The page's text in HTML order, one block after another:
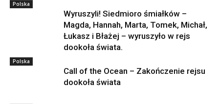
Polska
Wyruszyli! Siedmioro śmiałków –
Magda, Hannah, Marta, Tomek, Michał,
Łukasz i Błażej – wyruszyło w rejs
dookoła świata.
Polska
Call of the Ocean – Zakończenie rejsu
dookoła świata